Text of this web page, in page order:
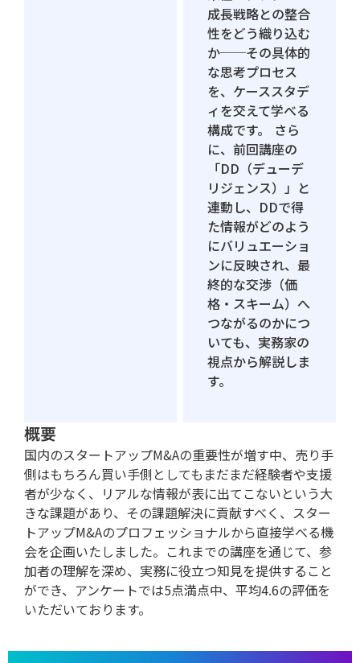
成長戦略との整合
性をどう織り込む
か──その具体的
な思考プロセス
を、ケーススタデ
ィを交えて学べる
構成です。 さら
に、前回講座の
「DD（デューデ
リジェンス）」と
連動し、DDで得
た情報がどのよう
にバリュエーショ
ンに反映され、最
終的な交渉（価
格・スキーム）へ
つながるのかにつ
いても、実務家の
視点から解説しま
す。
概要
国内のスタートアップM&Aの重要性が増す中、売り手
側はもちろん買い手側としてもまだまだ経験者や支援
者が少なく、リアルな情報が表に出てこないという大
きな課題があり、​その課題解決に貢献すべく、スター
トアップM&Aのプロフェッショナルから直接学べる機
会を企画いたしました。これまでの講座を通じて、参
加者の理解を深め、実務に役立つ知見を提供すること
ができ、アンケートでは5点満点中、平均4.6の評価を
いただいております。